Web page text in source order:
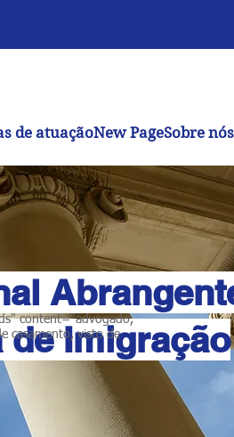
de atuaçãoNew PageSobre nós
de Imigração
content="advogado,
casamento, visto de